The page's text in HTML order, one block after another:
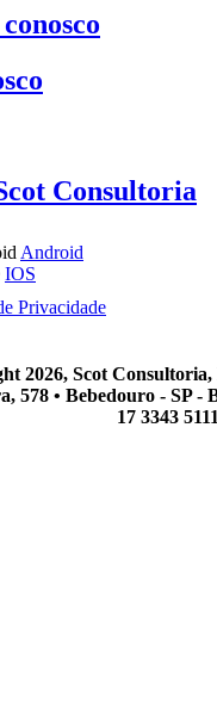
Consultoria
Android
IOS
Privacidade
2026, Scot
578 • Bebedouro - SP -
17 3343